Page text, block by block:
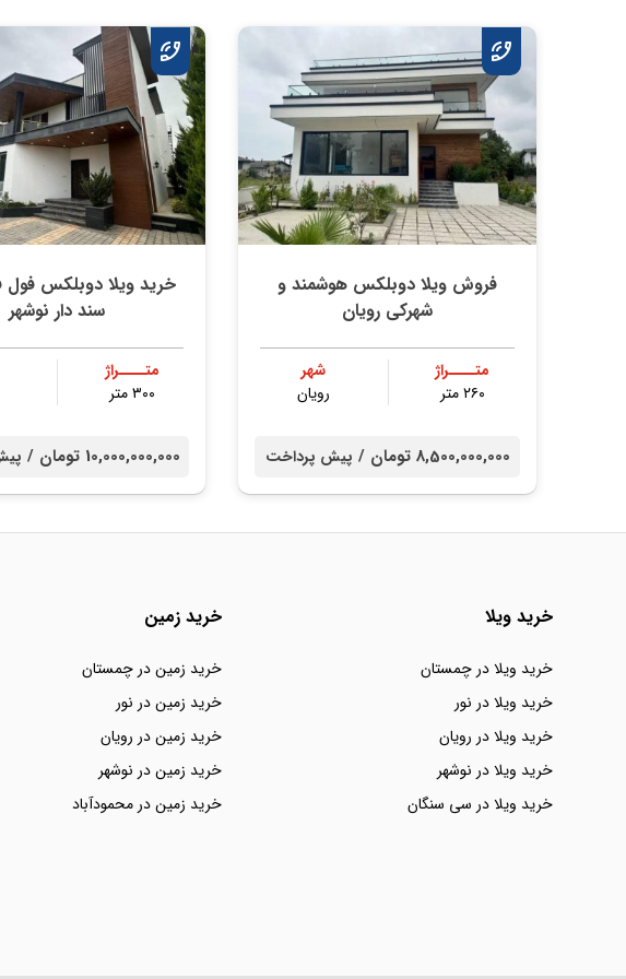
فروش ویلا دوبلکس هوشمند و
شهرکی رویان
متــــراژ
۲۶۰ متر
شهر
رویان
8,500,000,000 تومان / پیش پرداخت
خرید ویلا دوبلکس
سند دار نوشهر
متــــراژ
۳۰۰ متر
10,000,000,000 تومان /
خرید ویلا
خرید ویلا در چمستان
خرید ویلا در نور
خرید ویلا در رویان
خرید ویلا در نوشهر
خرید ویلا در سی سنگان
خرید زمین
خرید زمین در چمستان
خرید زمین در نور
خرید زمین در رویان
خرید زمین در نوشهر
خرید زمین در محمودآباد